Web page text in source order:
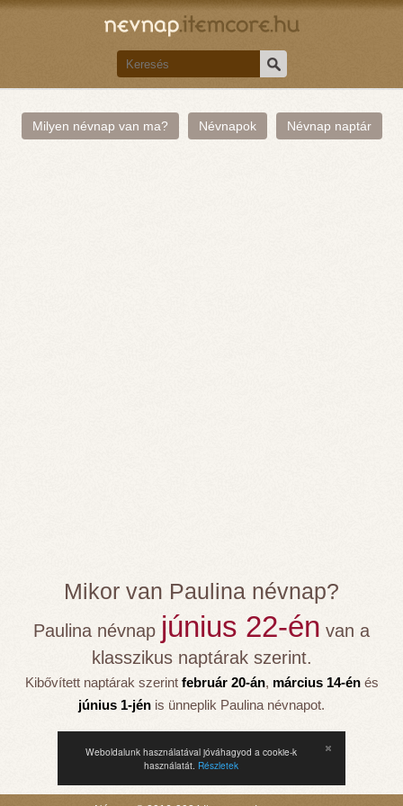
Weboldalunk használatával jóváhagyod a cookie-k
használatát. Részletek
Milyen névnap van ma? Névnapok Névnap naptár
Mikor van Paulina névnap?
Paulina névnap június 22-én van a
klasszikus naptárak szerint.
Kibővített naptárak szerint február 20-án, március 14-énés
június 1-jén is ünneplik Paulina névnapot.